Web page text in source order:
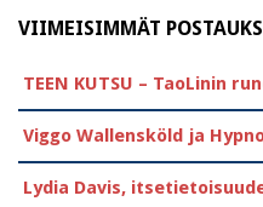
VIIMEISIMMÄT
TEEN KUTSU – TaoLinin
Viggo Wallensköld ja
Lydia Davis,